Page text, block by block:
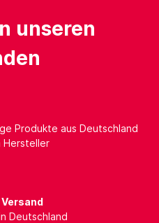
unseren
Produkte aus Deutschland
Hersteller
Deutschland